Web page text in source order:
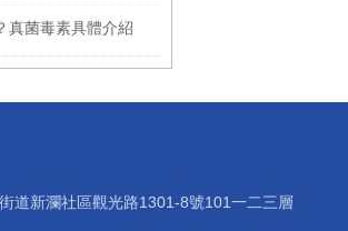
真菌毒素具體介紹
道新瀾社區觀光路1301-8號101一二三層